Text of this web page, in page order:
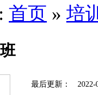
首页 » 培
最后更新： 2022-